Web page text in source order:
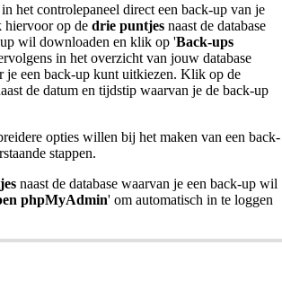
het controlepaneel direct een back-up van je
hiervoor op de drie puntjes naast de database
wil downloaden en klik op 'Back-ups
in het overzicht van jouw database
je een back-up kunt uitkiezen. Klik op de
de datum en tijdstip waarvan je de back-up
opties willen bij het maken van een back-
stappen.
naast de database waarvan je een back-up wil
phpMyAdmin' om automatisch in te loggen